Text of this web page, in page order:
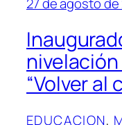
“Volver al
EDUCACION,